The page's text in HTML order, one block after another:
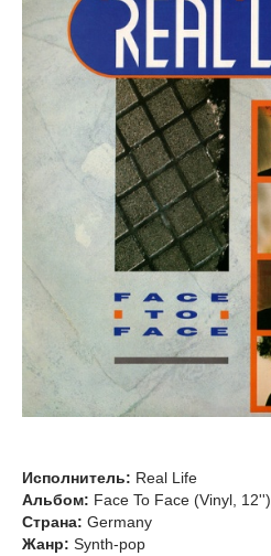
Исполнитель: Real Life
Альбом: Face To Face (Vinyl, 12'')
Страна: Germany
Жанр: Synth-pop